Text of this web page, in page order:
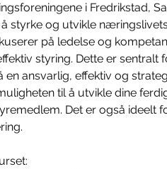
i Fredrikstad,
styrke og utvikle
på ledelse og
styring. Dette er
ansvarlig, effektiv og
til å utvikle dine
Det er også